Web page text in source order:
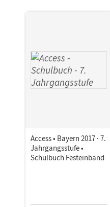
Access • Bayern 2017 · 7.
Jahrgangsstufe •
Schulbuch Festeinband